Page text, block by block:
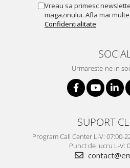
Vreau sa primesc
magazinului. Afla mai
Confidentialitate
Urmareste-ne in
SUPORT
Program Call Center L-V: 07:00-
Punct de lucru L-V: